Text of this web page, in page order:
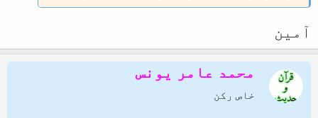
آمین
محمد عامر یونس
خاص رکن